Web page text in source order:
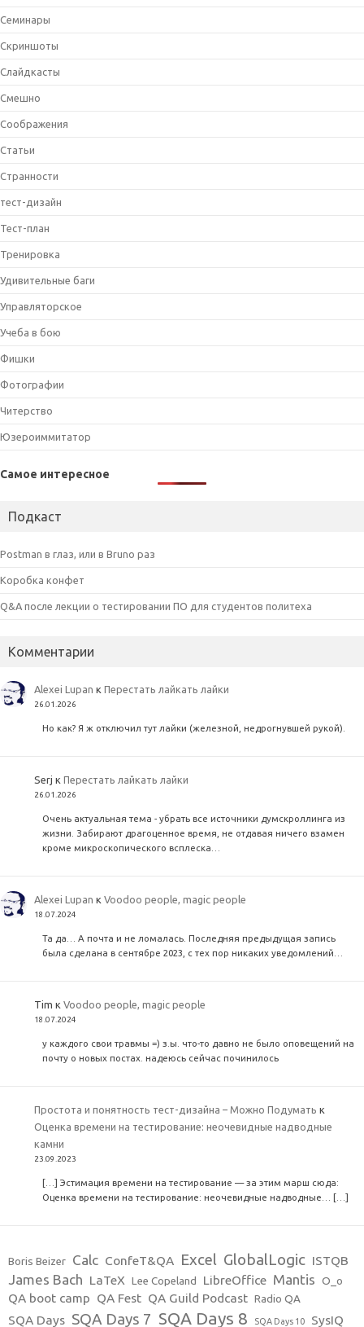
Семинары
Скриншоты
Слайдкасты
Смешно
Соображения
Статьи
Странности
тест-дизайн
Тест-план
Тренировка
Удивительные баги
Управляторское
Учеба в бою
Фишки
Фотографии
Читерство
Юзероиммитатор
Самое интересное
Подкаст
Postman в глаз, или в Bruno раз
Коробка конфет
Q&A после лекции о тестировании ПО для студентов политеха
Комментарии
Alexei Lupan кПерестать лайкать лайки
26.01.2026
Но как? Я ж отключил тут лайки (железной, недрогнувшей рукой).
Serj кПерестать лайкать лайки
26.01.2026
Очень актуальная тема - убрать все источники думскроллинга из
жизни. Забирают драгоценное время, не отдавая ничего взамен
кроме микроскопического всплеска…
Alexei Lupan кVoodoo people, magic people
18.07.2024
Та да… А почта и не ломалась. Последняя предыдущая запись
была сделана в сентябре 2023, с тех пор никаких уведомлений…
Tim кVoodoo people, magic people
18.07.2024
у каждого свои травмы =) з.ы. что-то давно не было оповещений на
почту о новых постах. надеюсь сейчас починилось
Простота и понятность тест-дизайна – Можно Подумать к
Оценка времени на тестирование: неочевидные надводные
камни
23.09.2023
[…] Эстимация времени на тестирование — за этим марш сюда:
Оценка времени на тестирование: неочевидные надводные… […]
Boris Beizer Calc ConfeT&QA Excel GlobalLogic ISTQB
James Bach LaTeX Lee Copeland LibreOffice Mantis O_o
QA boot camp QA Fest QA Guild Podcast Radio QA
SQA Days SQA Days 7 SQA Days 8 SQA Days 10 SysIQ